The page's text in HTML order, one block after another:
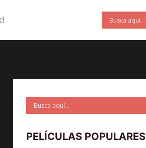
PELÍCULAS POPULARES